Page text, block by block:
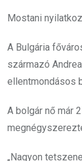
Mostani
A Bulgária
származó
ellentmondásos
A bolgár nő már
„Nagyon